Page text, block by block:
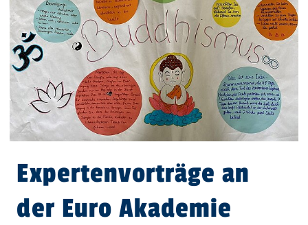
Expertenvorträge an
der Euro Akademie